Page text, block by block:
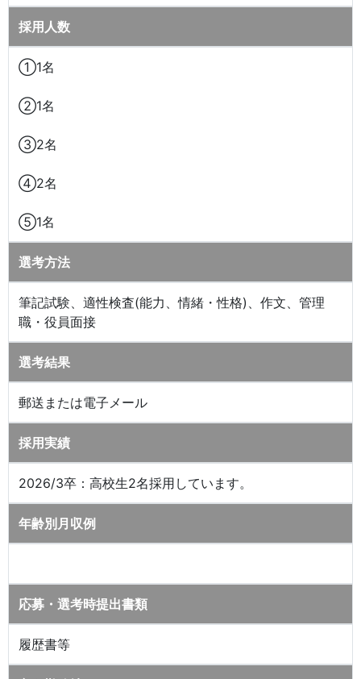
採用人数
①1名
②1名
③2名
④2名
⑤1名
選考方法
筆記試験、適性検査(能力、情緒・性格)、作文、管理
職・役員面接
選考結果
郵送または電子メール
採用実績
2026/3卒：高校生2名採用しています。
年齢別月収例
応募・選考時提出書類
履歴書等